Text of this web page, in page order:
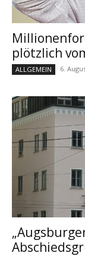
plötzlich
ALLGEMEIN 6.